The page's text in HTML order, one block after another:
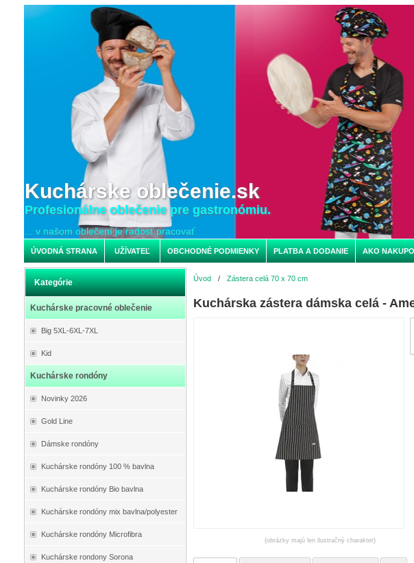
Kuchárske oblečenie.sk
Profesionálne oblečenie pre gastronómiu.
... v našom oblečení je radosť pracovať
ÚVODNÁ STRANA UŽÍVATEĽ OBCHODNÉ PODMIENKY PLATBA A DODANIE AKO
Kategórie
Kuchárske pracovné oblečenie
Big 5XL-6XL-7XL
Kid
Kuchárske rondóny
Novinky 2026
Gold Line
Dámske rondóny
Kuchárske rondóny 100 % bavlna
Kuchárske rondóny Bio bavlna
Kuchárske rondóny mix bavlna/polyester
Kuchárske rondóny Microfibra
Kuchárske rondony Sorona
Úvod / Zástera celá 70 x 70 cm
Kuchárska zástera dámska celá -
(obrázky majú len ilustračný charakter)